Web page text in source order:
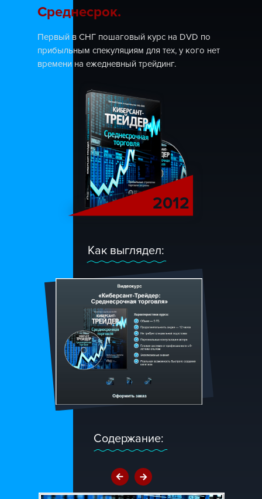
Среднесрок.
Первый в СНГ пошаговый курс на DVD по
прибыльным спекуляциям для тех, у кого нет
времени на ежедневный трейдинг.
Как выглядел:
Содержание:
2012